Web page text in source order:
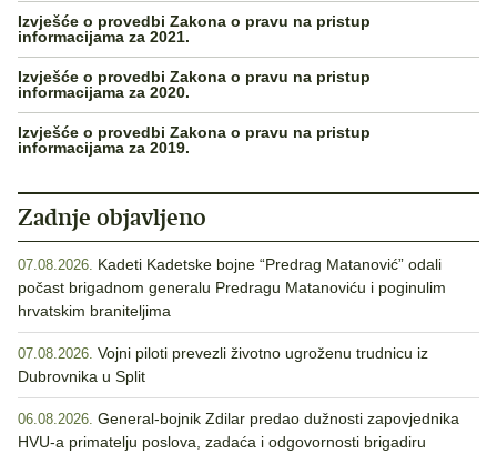
Izvješće o provedbi Zakona o pravu na pristup
informacijama za 2021.
Izvješće o provedbi Zakona o pravu na pristup
informacijama za 2020.
Izvješće o provedbi Zakona o pravu na pristup
informacijama za 2019.
Zadnje objavljeno
07.08.2026. Kadeti Kadetske bojne “Predrag Matanović” odali
počast brigadnom generalu Predragu Matanoviću i poginulim
hrvatskim braniteljima
07.08.2026. Vojni piloti prevezli životno ugroženu trudnicu iz
Dubrovnika u Split
06.08.2026. General-bojnik Zdilar predao dužnosti zapovjednika
HVU-a primatelju poslova, zadaća i odgovornosti brigadiru